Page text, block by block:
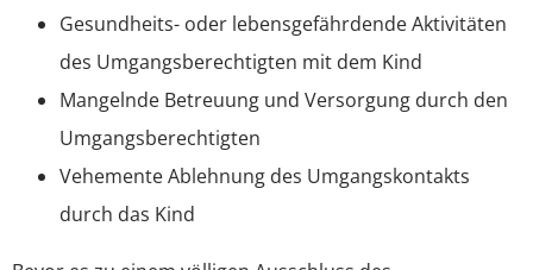
Gesundheits- oder lebensgefährdende Aktivitäten
des Umgangsberechtigten mit dem Kind
Mangelnde Betreuung und Versorgung durch den
Umgangsberechtigten
Vehemente Ablehnung des Umgangskontakts
durch das Kind